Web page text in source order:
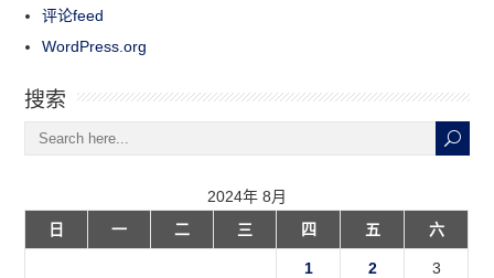
评论feed
WordPress.org
搜索
2024年 8月
日
一 二 三 四 五 六
1 2 3